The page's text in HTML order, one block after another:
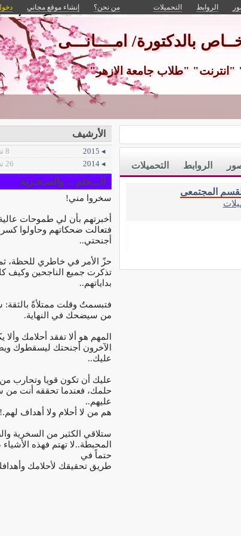
الروابط التحميلات من نحن؟ إنشاء موقع مجاني
بالدكتورة/ امــــانـــى
"انترنت" "طلاب جامعة الازهر"
التحميلات الروابط
المجتمعى
الأرشيف
◂ 2015
8 تحميلات
◂ 2014
26 تحميلات
الـــحلم ... والسـخـرية
سخروا مني!
أخبرتهم بأن لي طموحات
فتعالت ضحكاتهم وحاولوا كسر
أجنحتي..
حزّ الأمر في خاطري للحظة،
تذكرت جميع الناجحين وكيف
بداياتهم..
فتبسمتُ وقلت ممتلأةً بالثقة:
من سيضحك في النهاية.
المهم هو ألا تفقد أحلامك وألا
الآخرون أجنحتك ليسقطوك
عليك..
عليك أن تكون قويا وتحارب
حلمك، فعندما تحققه أنت
عليهم..
هم من لا أحلام ولا أهداف لهم.!
ستلاقي الكثير من السخرية
المحبطة..لا تهتم فهذه
حتماً في
طريق تحقيقك لأحلامك